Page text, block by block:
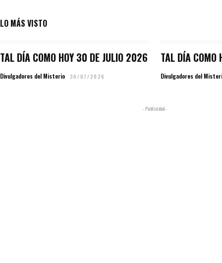
LO MÁS VISTO
TAL DÍA COMO HOY 30 DE JULIO 2026
Divulgadores del Misterio 30/07/2026
TAL DÍA
Divulgadores del
- Publicidad -